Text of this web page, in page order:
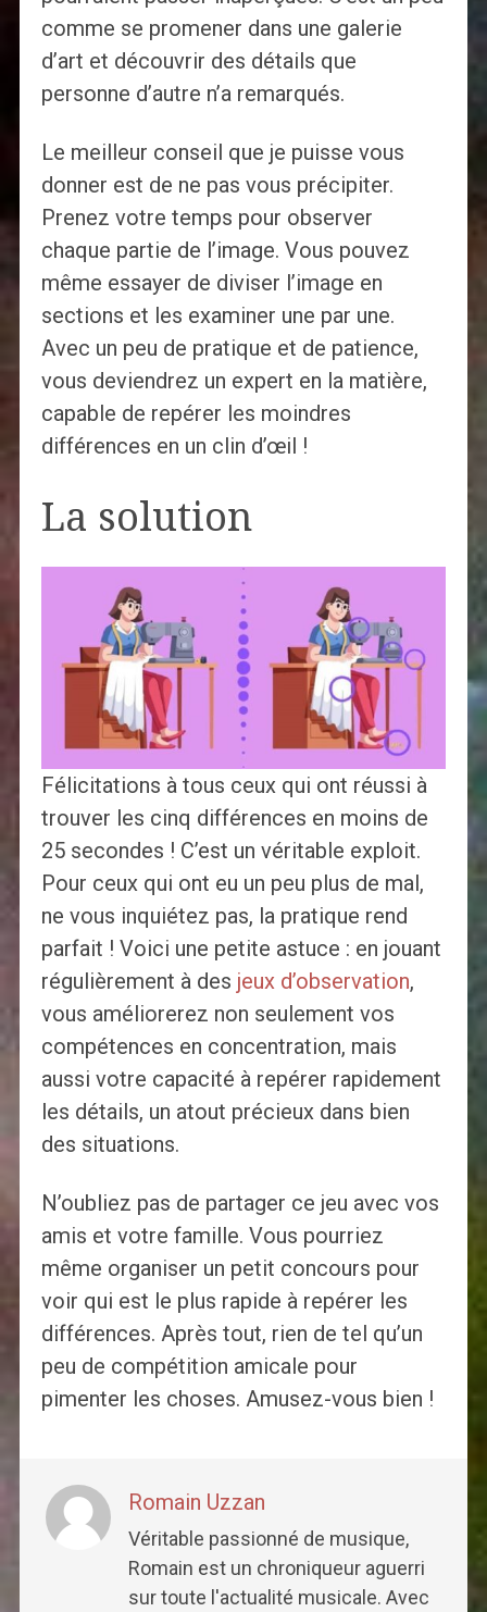
comme se promener dans une galerie
d’art et découvrir des détails que
personne d’autre n’a remarqués.
Le meilleur conseil que je puisse vous
donner est de ne pas vous précipiter.
Prenez votre temps pour observer
chaque partie de l’image. Vous pouvez
même essayer de diviser l’image en
sections et les examiner une par une.
Avec un peu de pratique et de patience,
vous deviendrez un expert en la matière,
capable de repérer les moindres
différences en un clin d’œil !
La solution
Félicitations à tous ceux qui ont réussi à
trouver les cinq différences en moins de
25 secondes ! C’est un véritable exploit.
Pour ceux qui ont eu un peu plus de mal,
ne vous inquiétez pas, la pratique rend
parfait ! Voici une petite astuce : en jouant
régulièrement à des jeux d’observation,
vous améliorerez non seulement vos
compétences en concentration, mais
aussi votre capacité à repérer rapidement
les détails, un atout précieux dans bien
des situations.
N’oubliez pas de partager ce jeu avec vos
amis et votre famille. Vous pourriez
même organiser un petit concours pour
voir qui est le plus rapide à repérer les
différences. Après tout, rien de tel qu’un
peu de compétition amicale pour
pimenter les choses. Amusez-vous bien !
Romain Uzzan
Véritable passionné de musique,
Romain est un chroniqueur aguerri
sur toute l'actualité musicale. Avec